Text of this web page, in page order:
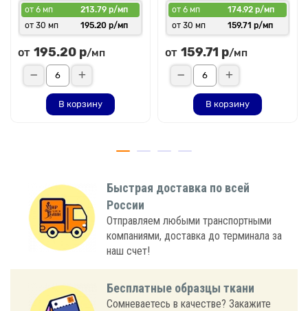
от 6 мп
213.79 р/мп
от 30 мп
195.20 р/мп
от 195.20 р/мп
В корзину
от 6 мп
174.92 р/мп
от 30 мп
159.71 р/мп
от 159.71 р/мп
В корзину
Быстрая доставка по всей
России
Отправляем любыми транспортными
компаниями, доставка до терминала за
наш счет!
Бесплатные образцы ткани
Сомневаетесь в качестве? Закажите